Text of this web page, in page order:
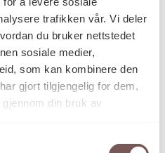
trafikken vår. Vi deler
du bruker nettstedet
sosiale medier,
som kan kombinere den
gjort tilgjengelig for dem,
din bruk av
på fotopapir